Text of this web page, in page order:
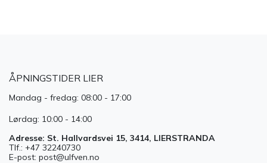
ÅPNINGSTIDER LIER
Mandag - fredag: 08:00 - 17:00
Lørdag: 10:00 - 14:00
Adresse: St. Hallvardsvei 15, 3414, LIERSTRANDA
Tlf.: +47 32240730
E-post: post@ulfven.no